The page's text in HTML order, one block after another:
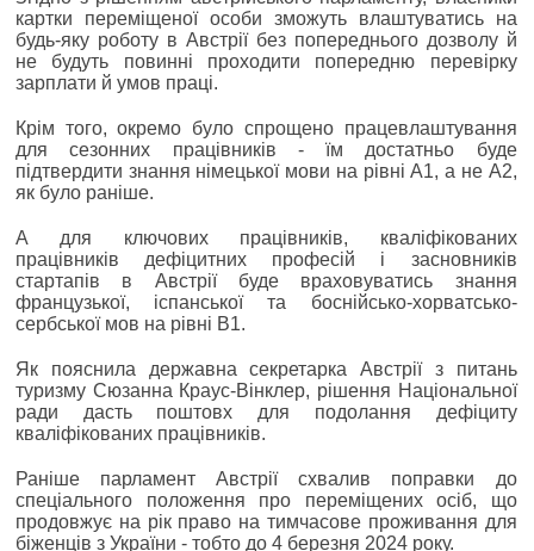
картки переміщеної особи зможуть влаштуватись на
будь-яку роботу в Австрії без попереднього дозволу й
не будуть повинні проходити попередню перевірку
зарплати й умов праці.
Крім того, окремо було спрощено працевлаштування
для сезонних працівників - їм достатньо буде
підтвердити знання німецької мови на рівні А1, а не А2,
як було раніше.
А для ключових працівників, кваліфікованих
працівників дефіцитних професій і засновників
стартапів в Австрії буде враховуватись знання
французької, іспанської та боснійсько-хорватсько-
сербської мов на рівні В1.
Як пояснила державна секретарка Австрії з питань
туризму Сюзанна Краус-Вінклер, рішення Національної
ради дасть поштовх для подолання дефіциту
кваліфікованих працівників.
Раніше парламент Австрії схвалив поправки до
спеціального положення про переміщених осіб, що
продовжує на рік право на тимчасове проживання для
біженців з України - тобто до 4 березня 2024 року.